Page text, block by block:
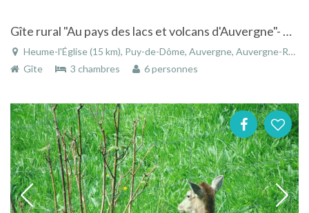
Gîte rural "Au pays des lacs et volcans d'Auvergne"- Accès wifi gratuit - 6/8 personnes
Heume-l'Église (15 km), Puy-de-Dôme, Auvergne, Auvergne-Rhône-Alpes, France
Gîte
3 chambres 6 personnes